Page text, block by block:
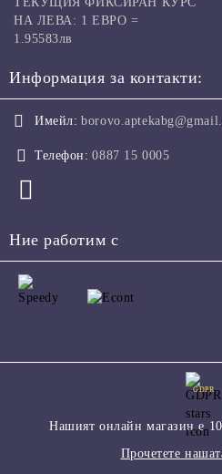
НА ЛЕВА: 1 ЕВРО =
1.95583лв
Информация за контакти:
Имейл:
Телефон: 0887 15 0005
Ние работим с
GDPR
Нашият онлайн магазин е
Прочетете